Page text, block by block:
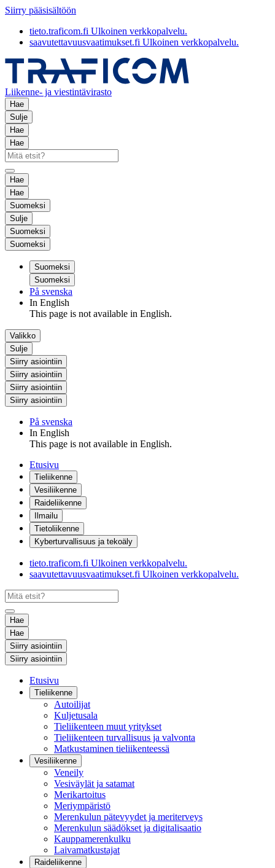
Siirry pääsisältöön
tieto.traficom.fi Ulkoinen verkkopalvelu.
saavutettavuusvaatimukset.fi Ulkoinen verkkopalvelu.
Liikenne- ja viestintävirasto
Hae
Sulje
Hae
Hae
Hae
Hae
Suomeksi
Sulje
Suomeksi
Suomeksi
Suomeksi
Suomeksi
På svenska
In English
This page is not available in English.
Valikko
Sulje
Siirry asiointiin
Siirry asiointiin
Siirry asiointiin
Siirry asiointiin
På svenska
In English
This page is not available in English.
Etusivu
Tieliikenne
Vesiliikenne
Raideliikenne
Ilmailu
Tietoliikenne
Kyberturvallisuus ja tekoäly
tieto.traficom.fi Ulkoinen verkkopalvelu.
saavutettavuusvaatimukset.fi Ulkoinen verkkopalvelu.
Hae
Hae
Siirry asiointiin
Siirry asiointiin
Etusivu
Tieliikenne
Autoilijat
Kuljetusala
Tieliikenteen muut yritykset
Tieliikenteen turvallisuus ja valvonta
Matkustaminen tieliikenteessä
Vesiliikenne
Veneily
Vesiväylät ja satamat
Merikartoitus
Meriympäristö
Merenkulun pätevyydet ja meriterveys
Merenkulun säädökset ja digitalisaatio
Kauppamerenkulku
Laivamatkustajat
Raideliikenne